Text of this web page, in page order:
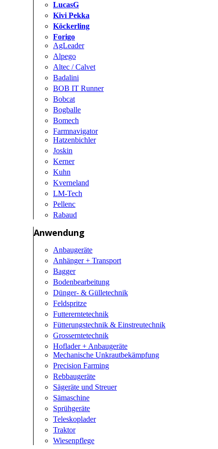
LucasG
Kivi Pekka
Köckerling
Forigo
AgLeader
Alpego
Altec / Calvet
Badalini
BOB IT Runner
Bobcat
Bogballe
Bomech
Farmnavigator
Hatzenbichler
Joskin
Kerner
Kuhn
Kverneland
LM-Tech
Pellenc
Rabaud
Anwendung
Anbaugeräte
Anhänger + Transport
Bagger
Bodenbearbeitung
Dünger- & Gülletechnik
Feldspritze
Futtererntetechnik
Fütterungstechnik & Einstreutechnik
Grosserntetechnik
Hoflader + Anbaugeräte
Mechanische Unkrautbekämpfung
Precision Farming
Rebbaugeräte
Sägeräte und Streuer
Sämaschine
Sprühgeräte
Teleskoplader
Traktor
Wiesenpflege